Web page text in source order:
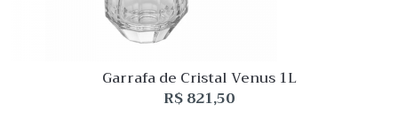
Garrafa de Cristal Venus 1L
R$821,50